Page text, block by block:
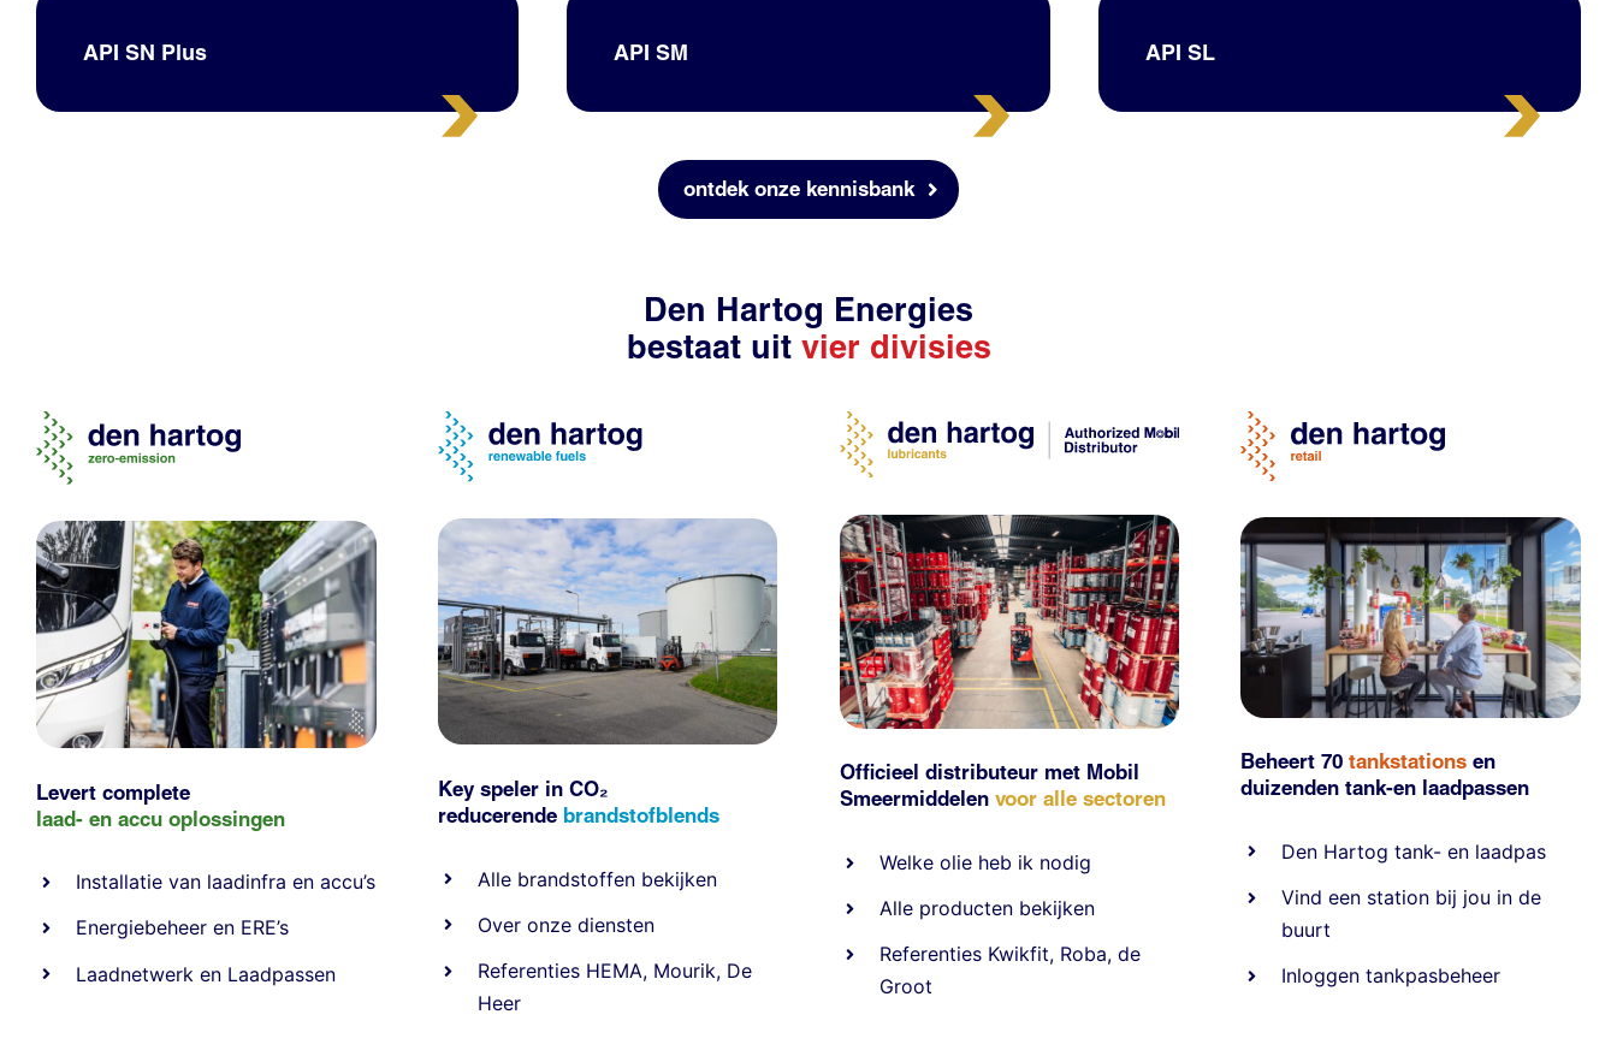
API SN Plus API SM API SL
ontdek onze kennisbank
Den Hartog Energies
bestaat uit vier divisies
Levert complete
laad- en accu oplossingen
Installatie van laadinfra en accu’s
Energiebeheer en ERE’s
Laadnetwerk en Laadpassen
Key speler in CO₂
reducerende brandstofblends
Alle brandstoffen bekijken
Over onze diensten
Referenties HEMA, Mourik, De
Heer
Officieel distributeur met Mobil
Smeermiddelen voor alle sectoren
Welke olie heb ik nodig
Alle producten bekijken
Referenties Kwikfit, Roba, de
Groot
Beheert 70tankstationsen
duizendentank-en laadpassen
Den Hartog tank- en laadpas
Vind een station bij jou in de
buurt
Inloggen tankpasbeheer